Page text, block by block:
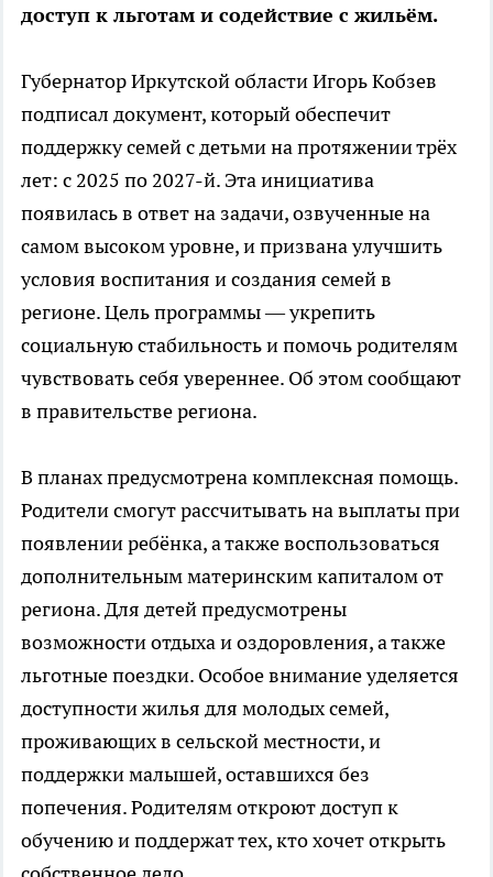
доступ к льготам и содействие с жильём.
Губернатор Иркутской области Игорь Кобзев
подписал документ, который обеспечит
поддержку семей с детьми на протяжении трёх
лет: с 2025 по 2027-й. Эта инициатива
появилась в ответ на задачи, озвученные на
самом высоком уровне, и призвана улучшить
условия воспитания и создания семей в
регионе. Цель программы — укрепить
социальную стабильность и помочь родителям
чувствовать себя увереннее. Об этом сообщают
в правительстве региона.
В планах предусмотрена комплексная помощь.
Родители смогут рассчитывать на выплаты при
появлении ребёнка, а также воспользоваться
дополнительным материнским капиталом от
региона. Для детей предусмотрены
возможности отдыха и оздоровления, а также
льготные поездки. Особое внимание уделяется
доступности жилья для молодых семей,
проживающих в сельской местности, и
поддержки малышей, оставшихся без
попечения. Родителям откроют доступ к
обучению и поддержат тех, кто хочет открыть